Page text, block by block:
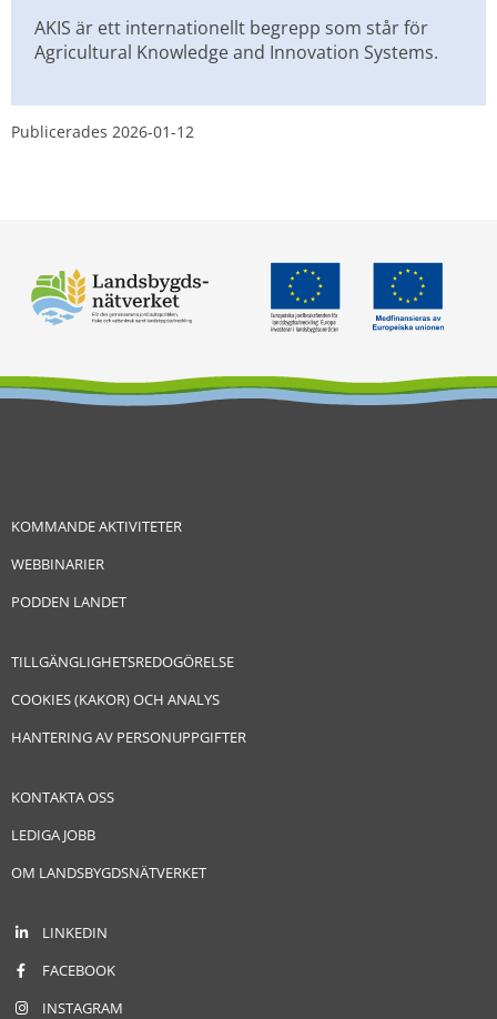
AKIS är ett internationellt begrepp som står för
Agricultural Knowledge and Innovation Systems.
Publicerades 2026-01-12
KOMMANDE AKTIVITETER
WEBBINARIER
PODDEN LANDET
TILLGÄNGLIGHETSREDOGÖRELSE
COOKIES (KAKOR) OCH ANALYS
HANTERING AV PERSONUPPGIFTER
KONTAKTA OSS
LEDIGA JOBB
OM LANDSBYGDSNÄTVERKET
LINKEDIN
FACEBOOK
INSTAGRAM